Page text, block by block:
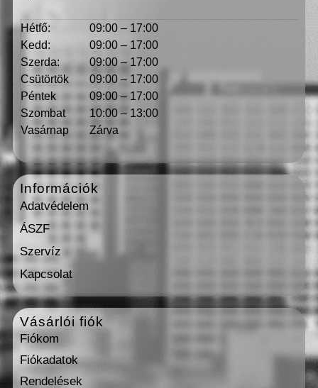
Hétfő:
09:00 – 17:00
Kedd:
09:00 – 17:00
Szerda:
09:00 – 17:00
Csütörtök
09:00 – 17:00
Péntek
09:00 – 17:00
Szombat
10:00 – 13:00
Vasárnap
Zárva
Információk
Adatvédelem
ÁSZF
Szervíz
Kapcsolat
Vásárlói fiók
Fiókom
Fiókadatok
Rendelések